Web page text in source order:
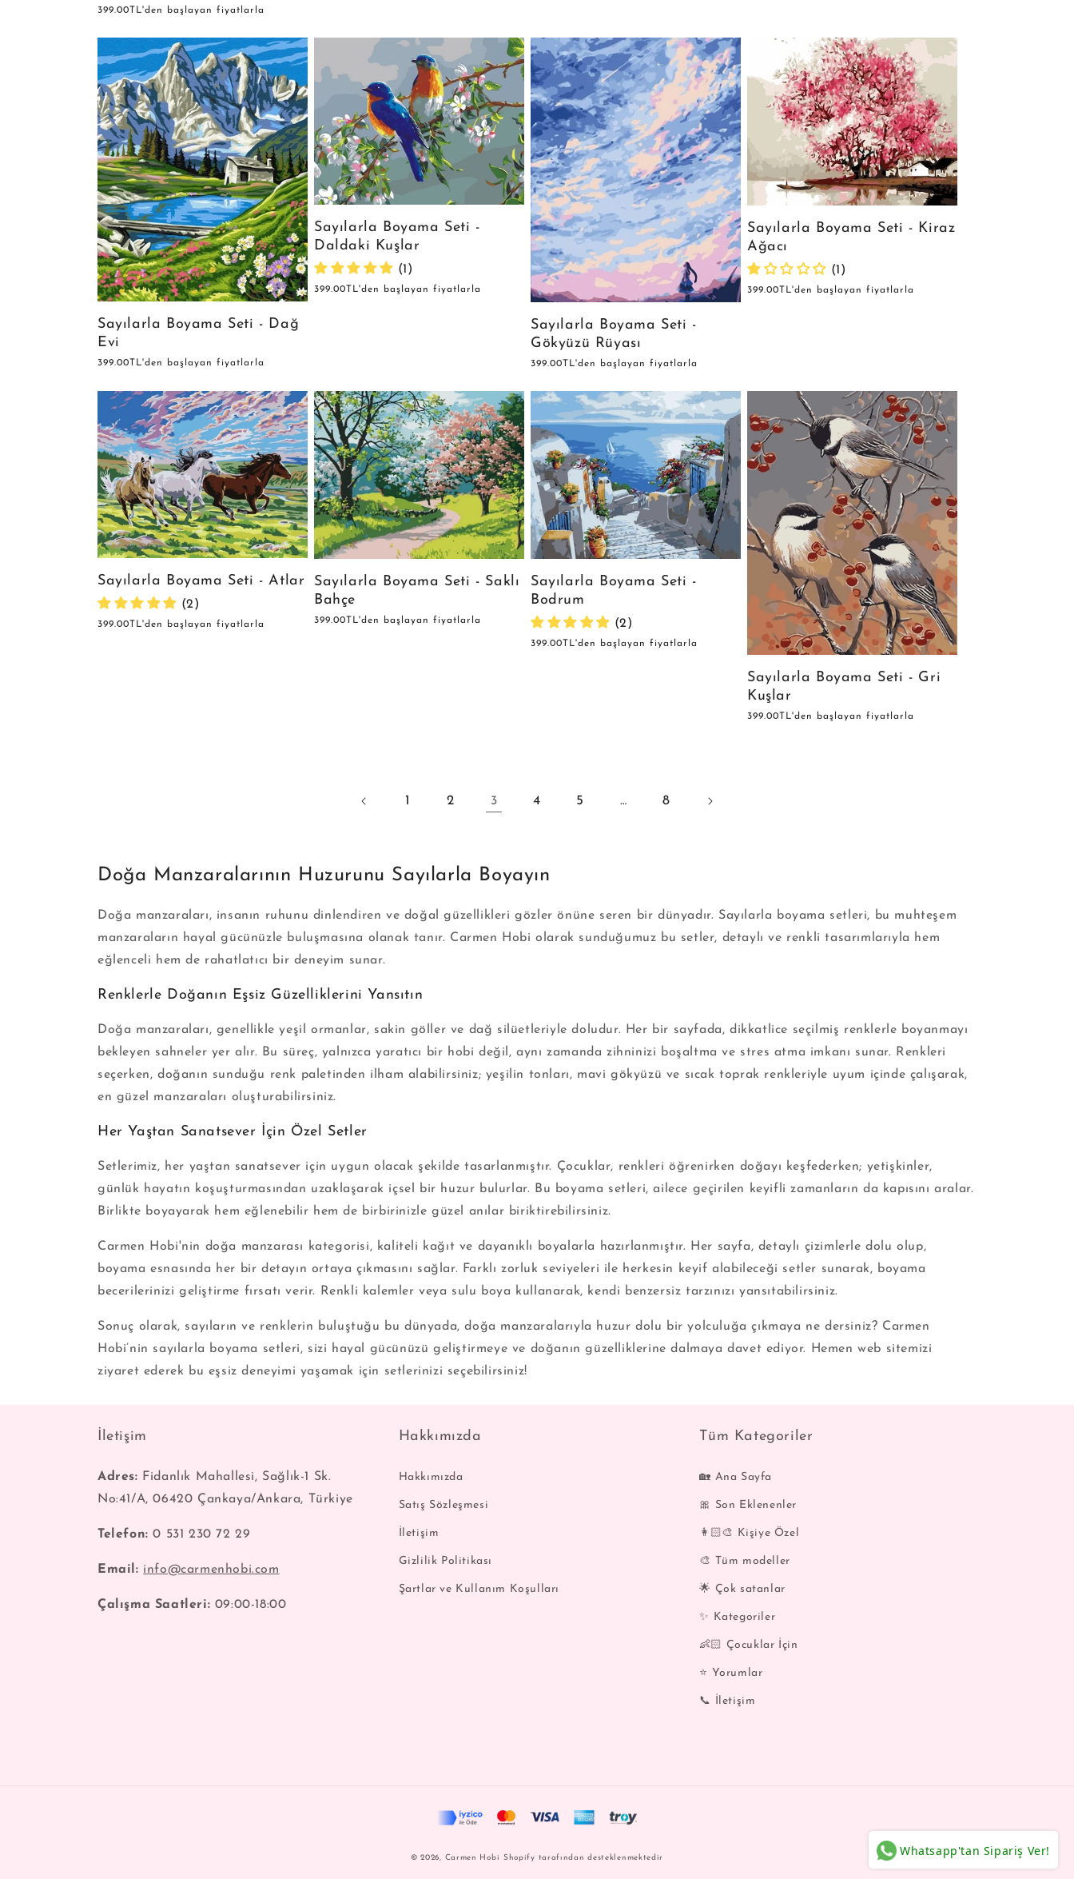
Normal
399.00TL'den başlayan fiyatlarla
Sayılarla Boyama Seti - Dağ
Evi
Normal
399.00TL'den başlayan fiyatlarla
Sayılarla Boyama Seti -
Daldaki Kuşlar
(1)
Normal
399.00TL'den başlayan fiyatlarla
Sayılarla Boyama Seti -
Gökyüzü Rüyası
Normal
399.00TL'den başlayan fiyatlarla
Sayılarla Boyama Seti - Kiraz
Ağacı
(1)
Normal
399.00TL'den başlayan fiyatlarla
Sayılarla Boyama Seti - Atlar
(2)
Normal
399.00TL'den başlayan fiyatlarla
Sayılarla Boyama Seti - Saklı
Bahçe
Normal
399.00TL'den başlayan fiyatlarla
Sayılarla Boyama Seti -
Bodrum
(2)
Normal
399.00TL'den başlayan fiyatlarla
Sayılarla Boyama Seti - Gri
Kuşlar
Normal
399.00TL'den başlayan fiyatlarla
1 2 3 4 5 … 8
Doğa Manzaralarının Huzurunu Sayılarla Boyayın
Doğa manzaraları, insanın ruhunu dinlendiren ve doğal güzellikleri gözler önüne seren bir dünyadır. Sayılarla boyama setleri, bu muhteşem
manzaraların hayal gücünüzle buluşmasına olanak tanır. Carmen Hobi olarak sunduğumuz bu setler, detaylı ve renkli tasarımlarıyla hem
eğlenceli hem de rahatlatıcı bir deneyim sunar.
Renklerle Doğanın Eşsiz Güzelliklerini Yansıtın
Doğa manzaraları, genellikle yeşil ormanlar, sakin göller ve dağ silüetleriyle doludur. Her bir sayfada, dikkatlice seçilmiş renklerle boyanmayı
bekleyen sahneler yer alır. Bu süreç, yalnızca yaratıcı bir hobi değil, aynı zamanda zihninizi boşaltma ve stres atma imkanı sunar. Renkleri
seçerken, doğanın sunduğu renk paletinden ilham alabilirsiniz; yeşilin tonları, mavi gökyüzü ve sıcak toprak renkleriyle uyum içinde çalışarak,
en güzel manzaraları oluşturabilirsiniz.
Her Yaştan Sanatsever İçin Özel Setler
Setlerimiz, her yaştan sanatsever için uygun olacak şekilde tasarlanmıştır. Çocuklar, renkleri öğrenirken doğayı keşfederken; yetişkinler,
günlük hayatın koşuşturmasından uzaklaşarak içsel bir huzur bulurlar. Bu boyama setleri, ailece geçirilen keyifli zamanların da kapısını aralar.
Birlikte boyayarak hem eğlenebilir hem de birbirinizle güzel anılar biriktirebilirsiniz.
Carmen Hobi'nin doğa manzarası kategorisi, kaliteli kağıt ve dayanıklı boyalarla hazırlanmıştır. Her sayfa, detaylı çizimlerle dolu olup,
boyama esnasında her bir detayın ortaya çıkmasını sağlar. Farklı zorluk seviyeleri ile herkesin keyif alabileceği setler sunarak, boyama
becerilerinizi geliştirme fırsatı verir. Renkli kalemler veya sulu boya kullanarak, kendi benzersiz tarzınızı yansıtabilirsiniz.
Sonuç olarak, sayıların ve renklerin buluştuğu bu dünyada, doğa manzaralarıyla huzur dolu bir yolculuğa çıkmaya ne dersiniz? Carmen
Hobi’nin sayılarla boyama setleri, sizi hayal gücünüzü geliştirmeye ve doğanın güzelliklerine dalmaya davet ediyor. Hemen web sitemizi
ziyaret ederek bu eşsiz deneyimi yaşamak için setlerinizi seçebilirsiniz!
İletişim
Adres: Fidanlık Mahallesi, Sağlık-1 Sk.
No:41/A, 06420 Çankaya/Ankara, Türkiye
Telefon: 0 531 230 72 29
Email: info@carmenhobi.com
Çalışma Saatleri: 09:00-18:00
Hakkımızda
Hakkımızda
Satış Sözleşmesi
İletişim
Gizlilik Politikası
Şartlar ve Kullanım Koşulları
Tüm Kategoriler
🏡 Ana Sayfa
🎀 Son Eklenenler
👩🏻‍🎨 Kişiye Özel
🎨 Tüm modeller
🌟 Çok satanlar
✨ Kategoriler
👶🏻 Çocuklar İçin
⭐️ Yorumlar
📞 İletişim
© 2026, Carmen Hobi Shopify tarafından desteklenmektedir Whatsapp'tan Sipariş Ver!